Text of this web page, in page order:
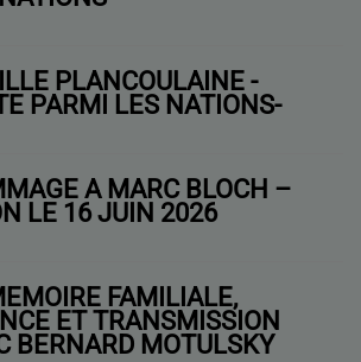
PLANCOULAINE -
PARMI LES NATIONS-
À MARC BLOCH –
LE 16 JUIN 2026
FAMILIALE,
ET TRANSMISSION
BERNARD MOTULSKY